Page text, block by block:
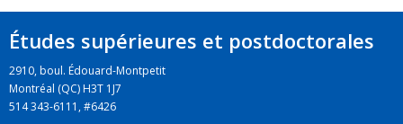
Études supérieures et postdoctorales
2910, boul. Édouard-Montpetit
Montréal (QC) H3T 1J7
514 343-6111, #6426